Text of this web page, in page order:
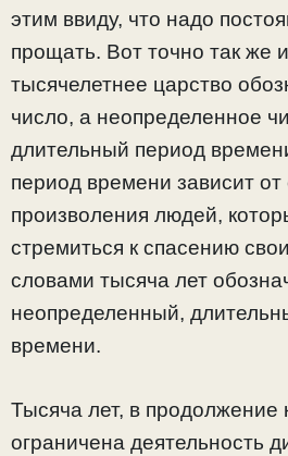
этим ввиду, что надо
прощать. Вот точно так же
тысячелетнее царство
число, а неопределенное
длительный период
период времени зависит от
произволения людей,
стремиться к спасению
словами тысяча лет
неопределенный,
времени.
Тысяча лет, в продолжение
ограничена деятельность